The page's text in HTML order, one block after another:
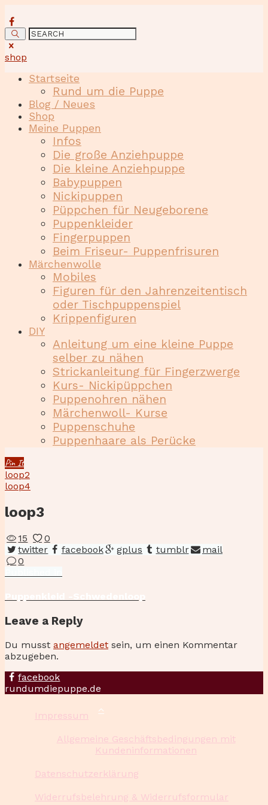
shop
Startseite
Rund um die Puppe
Blog / Neues
Shop
Meine Puppen
Infos
Die große Anziehpuppe
Die kleine Anziehpuppe
Babypuppen
Nickipuppen
Püppchen für Neugeborene
Puppenkleider
Fingerpuppen
Beim Friseur- Puppenfrisuren
Märchenwolle
Mobiles
Figuren für den Jahrenzeitentisch
oder Tischpuppenspiel
Krippenfiguren
DIY
Anleitung um eine kleine Puppe
selber zu nähen
Strickanleitung für Fingerzwerge
Kurs- Nickipüppchen
Puppenohren nähen
Märchenwoll- Kurse
Puppenschuhe
Puppenhaare als Perücke
Pin It
loop2
loop4
loop3
15
0
twitter
facebook gplus tumblr
mail
0
Beitragsnavigation
Leave a Reply
Du musst angemeldet sein, um einen Kommentar
abzugeben.
facebook
rundumdiepuppe.de
Impressum
Allgemeine Geschäftsbedingungen mit
Kundeninformationen
Datenschutzerklärung
Widerrufsbelehrung & Widerrufsformular